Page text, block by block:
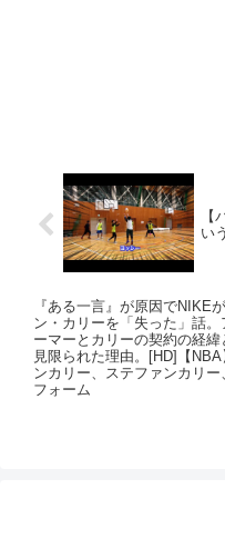
い
『ある一言』が原因でNIKE
ン・カリーを「失った」話。
ーマーとカリーの契約の経緯
見限られた理由。[HD]【NBA
ンカリー、ステファンカリー
フォーム